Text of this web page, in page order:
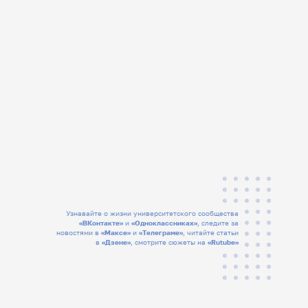
Узнавайте о жизни университетского сообщества
«ВКонтакте» и«Одноклассниках» , следите за
новостями в«Максе» и«Телеграме» , читайте статьи
в«Дзене» , смотрите сюжеты на«Rutube»